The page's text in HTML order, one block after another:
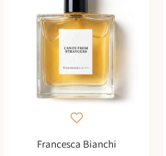
Francesca Bianchi